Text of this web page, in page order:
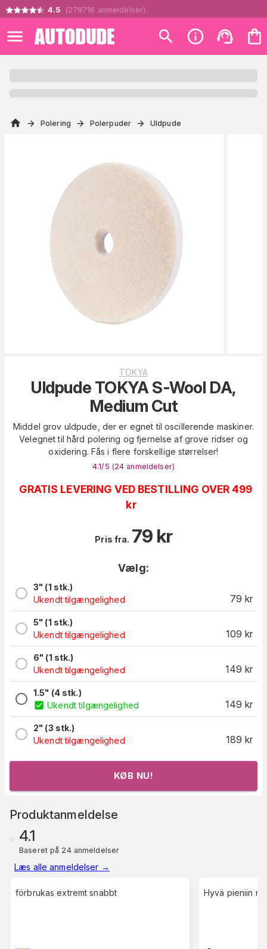
4.5 (278716 anmeldelser)
Polering Polerpuder Uldpude
TOKYA
Uldpude TOKYA S-Wool DA,
Medium Cut
Middel grov uldpude, der er egnet til oscillerende maskiner.
Velegnet til hård polering og fjernelse af grove ridser og
oxidering. Fås i flere forskellige størrelser!
4.1/5 (24 anmeldelser)
GRATIS LEVERING VED BESTILLING OVER 499
kr
Pris fra. 79 kr
Vælg:
3" (1 stk.)
Ukendt tilgængelighed
79 kr
5" (1 stk.)
Ukendt tilgængelighed
109 kr
6" (1 stk.)
Ukendt tilgængelighed
149 kr
1.5" (4 stk.)
Ukendt tilgængelighed
149 kr
2" (3 stk.)
Ukendt tilgængelighed
189 kr
KØB NU!
Produktanmeldelse
4.1
Baseret på 24 anmeldelser
Læs alle anmeldelser →
förbrukas extremt snabbt Hyvä pieniin